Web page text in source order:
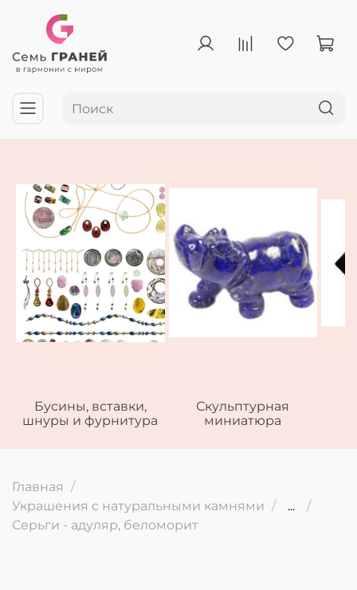
Бусины, вставки,
шнуры и фурнитура
Скульптурная
миниатюра
Главная
Украшения с натуральными камнями
...
Серьги - адуляр, беломорит